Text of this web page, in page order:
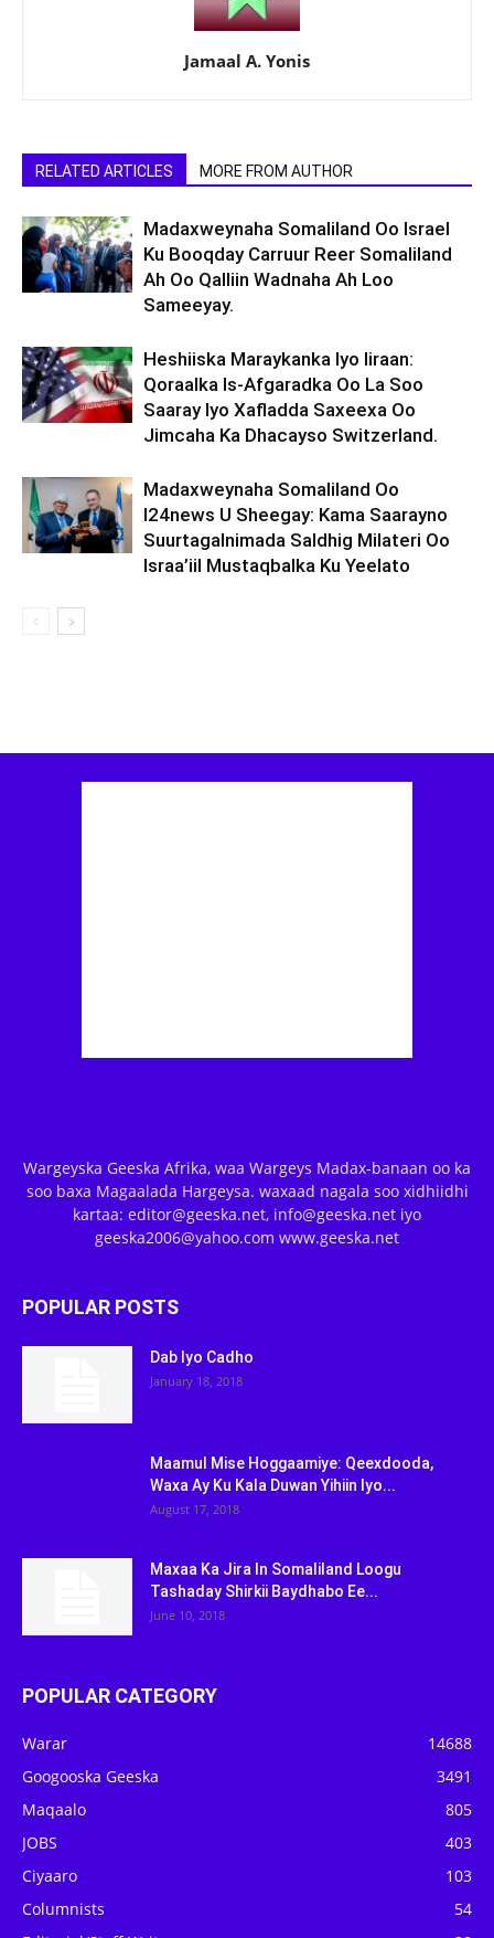
Jamaal A. Yonis
RELATED ARTICLES MORE FROM AUTHOR
Madaxweynaha Somaliland Oo Israel
Ku Booqday Carruur Reer Somaliland
Ah Oo Qalliin Wadnaha Ah Loo
Sameeyay.
Heshiiska Maraykanka Iyo Iiraan:
Qoraalka Is-Afgaradka Oo La Soo
Saaray Iyo Xafladda Saxeexa Oo
Jimcaha Ka Dhacayso Switzerland.
Madaxweynaha Somaliland Oo
I24news U Sheegay: Kama Saarayno
Suurtagalnimada Saldhig Milateri Oo
Israa’iil Mustaqbalka Ku Yeelato
Wargeyska Geeska Afrika, waa Wargeys Madax-banaan oo ka
soo baxa Magaalada Hargeysa. waxaad nagala soo xidhiidhi
kartaa: editor@geeska.net, info@geeska.net iyo
geeska2006@yahoo.com www.geeska.net
POPULAR POSTS
Dab Iyo Cadho
January 18, 2018
Maamul Mise Hoggaamiye: Qeexdooda,
Waxa Ay Ku Kala Duwan Yihiin Iyo...
August 17, 2018
Maxaa Ka Jira In Somaliland Loogu
Tashaday Shirkii Baydhabo Ee...
June 10, 2018
POPULAR CATEGORY
Warar
14688
Googooska Geeska
3491
Maqaalo
805
JOBS
403
Ciyaaro
103
Columnists
54